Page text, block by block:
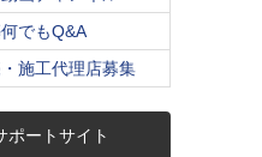
でもQ&A
施工代理店募集
ポートサイト